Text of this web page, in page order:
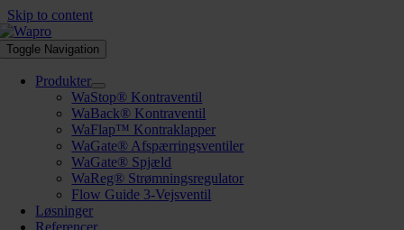
Skip to content
Toggle Navigation
Produkter
WaStop® Kontraventil
WaBack® Kontraventil
WaFlap™ Kontraklapper
WaGate® Afspærringsventiler
WaGate® Spjæld
WaReg® Strømningsregulator
Flow Guide 3-Vejsventil
Løsninger
Referencer